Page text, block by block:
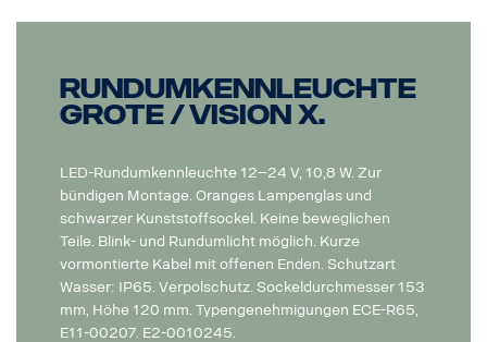
Rundumkennleuchte
Grote / Vision X.
LED-Rundumkennleuchte 12–24 V, 10,8 W. Zur
bündigen Montage. Oranges Lampenglas und
schwarzer Kunststoffsockel. Keine beweglichen
Teile. Blink- und Rundumlicht möglich. Kurze
vormontierte Kabel mit offenen Enden. Schutzart
Wasser: IP65. Verpolschutz. Sockeldurchmesser 153
mm, Höhe 120 mm. Typengenehmigungen ECE-R65,
E11-00207. E2-0010245.